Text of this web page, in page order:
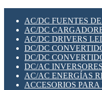
SWITCH Y
TARJETAS PI
UNIÓN Y
PLACAS
SWITCHES Y
SOLUCIONES IOT
SOLUCIONES
SOLUCIONES RED
SEGURIDAD PARA
SWITCHES LAN
TELEFONÍA IP
AC/DC FUENTES
AC/DC
AC/DC DRIVERS
DC/DC
DC/DC
DC/AC
AC/AC ENERGÍAS
ACCESORIOS PARA